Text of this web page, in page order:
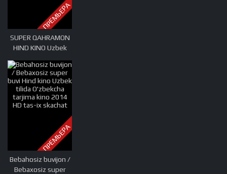
ПРЕМЬЕРА
SUPER QAHRAMON
HIND KINO Uzbek
tarjima kino 2019
HD tas-ix skachat
ПРЕМЬЕРА
Bebahosiz buvijon /
Bebaxosiz super